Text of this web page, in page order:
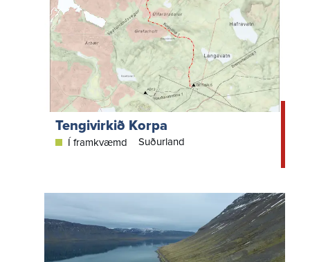
Tengivirkið Korpa
Í framkvæmd Suðurland